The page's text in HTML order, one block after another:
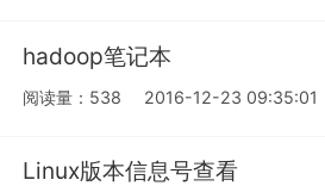
hadoop笔记本
阅读量：538 2016-12-23 09:35:01
Linux版本信息号查看